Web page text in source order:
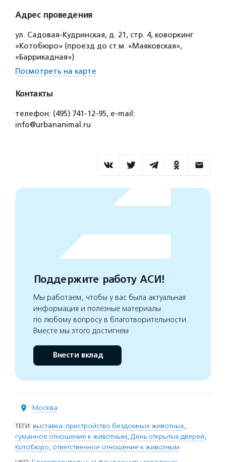
Адрес проведения
ул. Садовая-Кудринская, д. 21, стр. 4, коворкинг
«Котобюро» (проезд до ст.м. «Маяковская»,
«Баррикадная»)
Посмотреть на карте
Контакты
телефон: (495) 741-12-95, e-mail:
info@urbananimal.ru
Поддержите работу АСИ!
Мы работаем, чтобы у вас была актуальная
информация и полезные материалы
по любому вопросу в благотворительности.
Вместе мы этого достигнем
Внести вклад
Москва
ТЕГИ: выставка-пристройство бездомных животных,
гуманное отношение к животным, День открытых дверей,
Котобюро, ответственное отношение к животным